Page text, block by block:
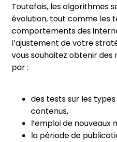
Toutefois, les algorithmes
évolution, tout comme les
comportements des
l’ajustement de votre
vous souhaitez obtenir des
par :
des tests sur les
contenus,
l’emploi de nouveaux
la période de